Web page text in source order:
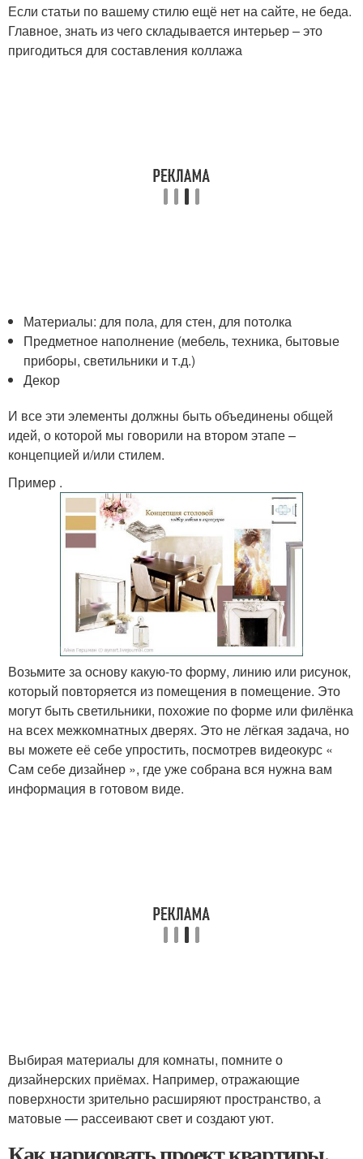
Если статьи по вашему стилю ещё нет на сайте, не беда.
Главное, знать из чего складывается интерьер – это
пригодиться для составления коллажа
Материалы: для пола, для стен, для потолка
Предметное наполнение (мебель, техника, бытовые
приборы, светильники и т.д.)
Декор
И все эти элементы должны быть объединены общей
идей, о которой мы говорили на втором этапе –
концепцией и/или стилем.
Пример .
Возьмите за основу какую-то форму, линию или рисунок,
который повторяется из помещения в помещение. Это
могут быть светильники, похожие по форме или филёнка
на всех межкомнатных дверях. Это не лёгкая задача, но
вы можете её себе упростить, посмотрев видеокурс «
Сам себе дизайнер », где уже собрана вся нужна вам
информация в готовом виде.
Выбирая материалы для комнаты, помните о
дизайнерских приёмах. Например, отражающие
поверхности зрительно расширяют пространство, а
матовые — рассеивают свет и создают уют.